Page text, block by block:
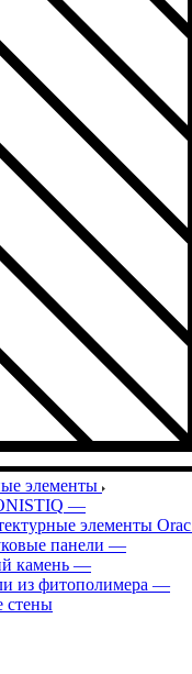
элементы
—
элементы Orac
панели —
камень —
из фитополимера —
стены